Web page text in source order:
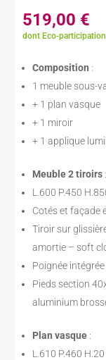
519,00 €
dont Eco-
Composition :
1 meuble sous-
+ 1 plan vasque
+ 1 miroir
+ 1 applique
Meuble 2 tiroirs :
L.600 P.450
Cotés et façade
Tiroir sur
amortie – soft
Poignée intégrée
Pieds section
aluminium
Plan vasque :
L.610 P.460